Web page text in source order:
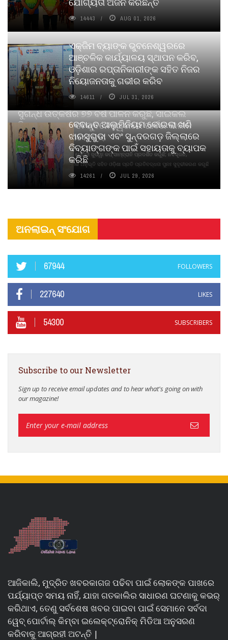
ସୁଗନ୍ଧ ଉତ୍କର୍ଷର ୭୭ ବର୍ଷ ପାଳନ କରୁଛି, ସାଇକଲ
ପିୟୋର୍‌ ଅଗରବତୀ ଭୁବନେଶ୍ୱରରେ ପାର୍ବଣ କାଳୀନ
ନବସୃଜନ ଉନ୍ମୋଚନ କଲା
ବାଉଁଶ ବିହୀନ କଠିନ ଧୂପ ଏବଂ ମେଦିନୀ ଜୁଡୱା କପ୍‌ ସାମ୍ବ୍ରାନି ପ୍ରଦର୍ଶିତ କରୁଛି; ନବସୃଜନ,
ଦୀର୍ଘସ୍ଥାୟିତା ଏବଂ ଆଧ୍ୟାତ୍ମିକ ଅନୁଭୂତି ସହିତ ଓଡ଼ିଶା ପ୍ରତି ପ୍ରତିବଦ୍ଧତା ପୁନଃ ସୁଦୃଢୀକରଣ କରୁଛି
14443 AUG 01, 2026
ଏକ୍ଜିମ ବ୍ୟାଙ୍କ ଭୁବନେଶ୍ୱରରେ
ଆଞ୍ଚଳିକ କାର୍ଯ୍ୟାଳୟ ସ୍ଥାପନ କରିବ,
ଓଡ଼ିଶାର ରପ୍ତାନିକାରୀଙ୍କ ସହିତ ନିଜର
ନିୟୋଜନତାକୁ ଗଭୀର କରିବ
14611 JUL 31, 2026
ବେଦାନ୍ତ ଆଲୁମିନିୟମ କୋଇଲା ଖଣି
ଝାରସୁଗୁଡା ଏବଂ ସୁନ୍ଦରଗଡ଼ ଜିଲ୍ଲାରେ
ଦିବ୍ୟାଙ୍ଗଙ୍କ ପାଇଁ ସହାୟତାକୁ ବ୍ୟାପକ
କରିଛି
14261 JUL 29, 2026
ଅନଲାଇନ୍ ସଂଯୋଗ
67944 FOLLOWERS
227640 LIKES
54300 SUBSCRIBERS
Subscribe to our Newsletter
Sign up to receive email updates and to hear what's going on with
our magazine!
ଆଜିକାଲି, ମୁଦ୍ରିତ ଖବରକାଗଜ ପଢିବା ପାଇଁ ଲୋକଙ୍କ ପାଖରେ
ପର୍ଯ୍ୟାପ୍ତ ସମୟ ନାହିଁ, ଯାହା ଗତକାଲିର ସାଧାରଣ ଘଟଣାକୁ କଭର୍
କରିଥାଏ, ତେଣୁ ସର୍ବଶେଷ ଖବର ପାଇବା ପାଇଁ ସେମାନେ ସର୍ବଦା
ୱେବ୍ ପୋର୍ଟାଲ୍ କିମ୍ବା ଇଲେକ୍ଟ୍ରୋନିକ୍ ମିଡିଆ ଅନୁସରଣ
କରିବାକୁ ଆଗ୍ରହୀ ଅଟନ୍ତି |